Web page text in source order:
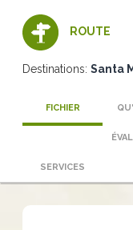
ROUTE
Destinations: Santa
FICHIER
SERVICES